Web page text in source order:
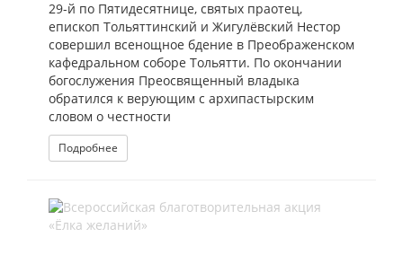
29-й по Пятидесятнице, святых праотец,
епископ Тольяттинский и Жигулёвский Нестор
совершил всенощное бдение в Преображенском
кафедральном соборе Тольятти. По окончании
богослужения Преосвященный владыка
обратился к верующим с архипастырским
словом о честности
Подробнее